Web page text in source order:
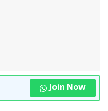
Join Now